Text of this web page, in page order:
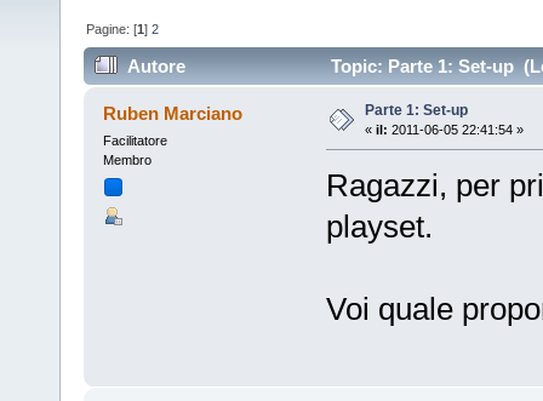
Pagine: [1]2
Autore Topic: Parte 1: Set-up
Ruben Marciano
Facilitatore
Membro
Parte 1: Set-up
« il: 2011-06-05 22:41:54 »
Ragazzi, per
playset.
Voi quale